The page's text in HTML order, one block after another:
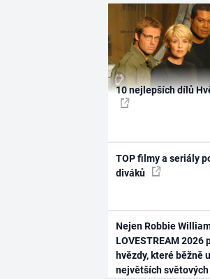
10 nejlepších dílů
TOP filmy a seriály
diváků
Nejen Robbie
LOVESTREAM 2026
hvězdy, které běžně
největších